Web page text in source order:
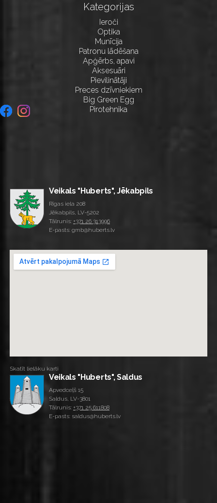
Kategorijas
Ieroči
Optika
Munīcija
Patronu lādēšana
Apģērbs, apavi
Aksesuāri
Pievilinātāji
Preces dzīvniekiem
Big Green Egg
Pirotehnika
Veikals "Huberts", Jēkabpils
Rīgas iela 208
Jēkabpils, LV-5202
Tālrunis: +371 26 313996
E-pasts: gmb@huberts.lv
Skatīt lielāku karti
Veikals "Huberts", Saldus
Apvedceļš 15
Saldus, LV-3801
Tālrunis: +371 25 611808
E-pasts: saldus@huberts.lv